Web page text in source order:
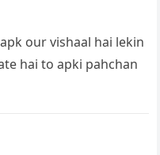
our vishaal hai lekin
hai to apki pahchan